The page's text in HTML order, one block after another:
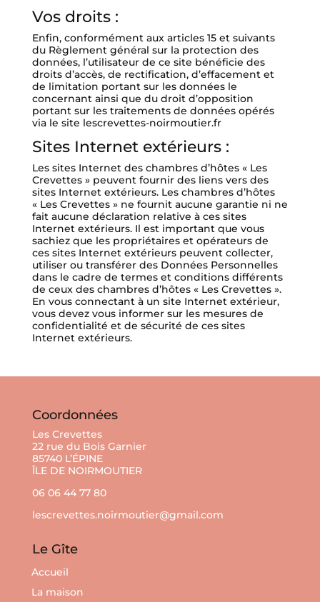
Vos droits :
Enfin, conformément aux articles 15 et suivants
du Règlement général sur la protection des
données, l’utilisateur de ce site bénéficie des
droits d’accès, de rectification, d’effacement et
de limitation portant sur les données le
concernant ainsi que du droit d’opposition
portant sur les traitements de données opérés
via le site lescrevettes-noirmoutier.fr
Sites Internet extérieurs :
Les sites Internet des chambres d’hôtes « Les
Crevettes » peuvent fournir des liens vers des
sites Internet extérieurs. Les chambres d’hôtes
« Les Crevettes » ne fournit aucune garantie ni ne
fait aucune déclaration relative à ces sites
Internet extérieurs. Il est important que vous
sachiez que les propriétaires et opérateurs de
ces sites Internet extérieurs peuvent collecter,
utiliser ou transférer des Données Personnelles
dans le cadre de termes et conditions différents
de ceux des chambres d’hôtes « Les Crevettes ».
En vous connectant à un site Internet extérieur,
vous devez vous informer sur les mesures de
confidentialité et de sécurité de ces sites
Internet extérieurs.
Coordonnées
Les Crevettes
22 rue du Bois Garnier
85740 L’ÉPINE
ÎLE DE NOIRMOUTIER
06 06 44 77 80
lescrevettes.noirmoutier@gmail.com
Le Gîte
Accueil
La maison